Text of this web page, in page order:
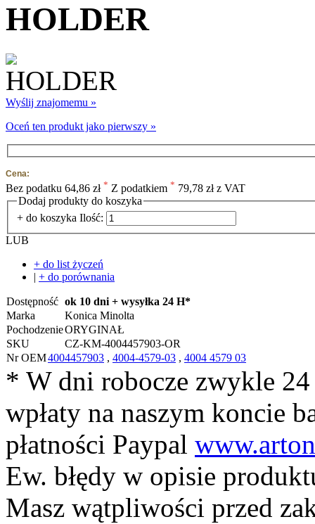
HOLDER
Wyślij znajomemu »
Oceń ten produkt jako pierwszy »
Cena:
Bez podatku 64,86 zł * Z podatkiem * 79,78 zł z VAT
Dodaj produkty do koszyka
+ do koszyka Ilość:
LUB
+ do list życzeń
| + do porównania
Dostępność ok 10 dni + wysyłka 24 H*
Marka
Konica Minolta
PochodzenieORYGINAŁ
SKU
CZ-KM-4004457903-OR
Nr OEM4004457903 , 4004-4579-03 , 4004 4579 03
* W dni robocze zwykle
wpłaty na naszym koncie
płatności Paypal
Ew. błędy w opisie
Masz wątpliwości przed